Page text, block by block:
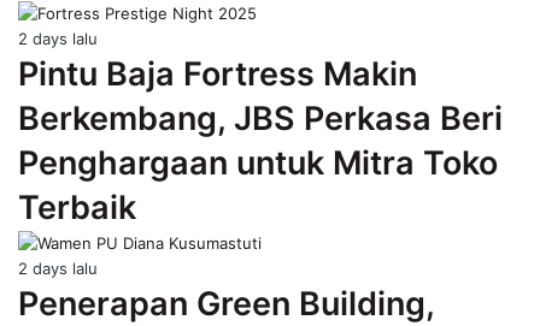
2 days lalu
Pintu Baja Fortress Makin
Berkembang, JBS Perkasa Beri
Penghargaan untuk Mitra Toko
Terbaik
2 days lalu
Penerapan Green Building,